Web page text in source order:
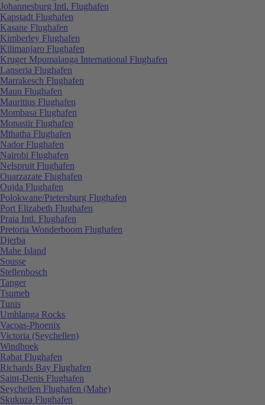
Johannesburg Intl. Flughafen
Kapstadt Flughafen
Kasane Flughafen
Kimberley Flughafen
Kilimanjaro Flughafen
Kruger Mpumalanga International Flughafen
Lanseria Flughafen
Marrakesch Flughafen
Maun Flughafen
Mauritius Flughafen
Mombasa Flughafen
Monastir Flughafen
Mthatha Flughafen
Nador Flughafen
Nairobi Flughafen
Nelspruit Flughafen
Ouarzazate Flughafen
Oujda Flughafen
Polokwane/Pietersburg Flughafen
Port Elizabeth Flughafen
Praia Intl. Flughafen
Pretoria Wonderboom Flughafen
Djerba
Mahe Island
Sousse
Stellenbosch
Tanger
Tsumeb
Tunis
Umhlanga Rocks
Vacoas-Phoenix
Victoria (Seychellen)
Windhoek
Rabat Flughafen
Richards Bay Flughafen
Saint-Denis Flughafen
Seychellen Flughafen (Mahe)
Skukuza Flughafen